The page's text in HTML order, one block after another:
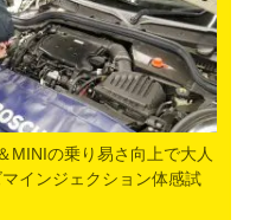
MINIの乗り易さ向上で大人
インジェクション体感試